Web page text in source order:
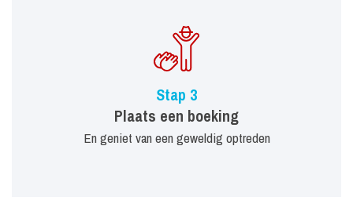
Stap 3
Plaats een boeking
En geniet van een geweldig optreden